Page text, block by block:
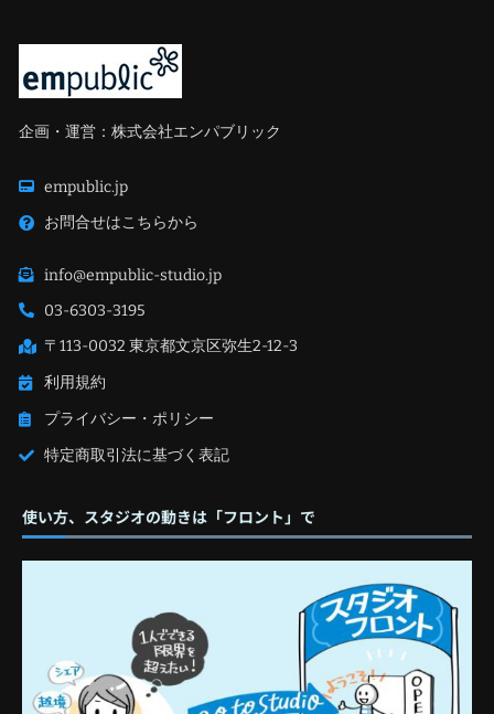
企画・運営：株式会社エンパブリック
empublic.jp
お問合せはこちらから
info@empublic-studio.jp
03-6303-3195
〒113-0032 東京都文京区弥生2-12-3
利用規約
プライバシー・ポリシー
特定商取引法に基づく表記
使い方、スタジオの動きは「フロント」で